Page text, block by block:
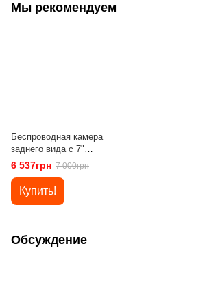
Мы рекомендуем
Беспроводная камера
заднего вида с 7"
монитором Podofo
A3006 | парковочный
комплекс +
видеорегистратор для
6 537грн 7 000грн
Купить!
Обсуждение